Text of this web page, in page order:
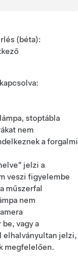
(béta):
stoptábla
nem
a forgalmi
jelzi a
veszi figyelembe
műszerfal
nem
vagy a
elhalványultan jelzi,
megfelelően.